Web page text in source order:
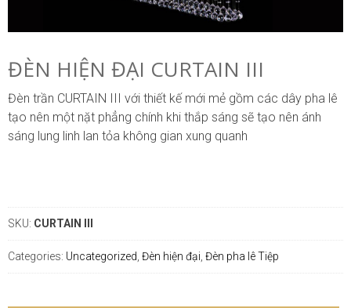
ĐÈN HIỆN ĐẠI CURTAIN III
Đèn trần CURTAIN III với thiết kế mới mẻ gồm các dây pha lê
tạo nên một nặt phẳng chính khi thắp sáng sẽ tạo nên ánh
sáng lung linh lan tỏa không gian xung quanh
SKU: CURTAIN III
Categories: Uncategorized Đèn hiện đại Đèn pha lê Tiệp